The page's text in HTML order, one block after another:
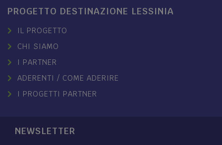
PROGETTO DESTINAZIONE LESSINIA
IL PROGETTO
CHI SIAMO
I PARTNER
ADERENTI / COME ADERIRE
I PROGETTI PARTNER
NEWSLETTER